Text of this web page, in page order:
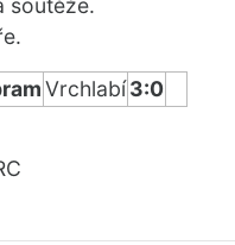
soutěže.
Vrchlabí3:0